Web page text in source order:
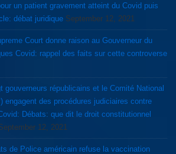
un patient gravement atteint du Covid puis
débat juridique September 12, 2021
Court donne raison au Gouverneur du
Covid: rappel des faits sur cette controverse
gouverneurs républicains et le Comité National
engagent des procédures judiciaires contre
Débats: que dit le droit constitutionnel
12, 2021
de Police américain refuse la vaccination